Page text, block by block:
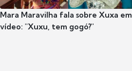
Mara Maravilha fala sobre Xuxa em
vídeo: "Xuxu, tem gogó?"